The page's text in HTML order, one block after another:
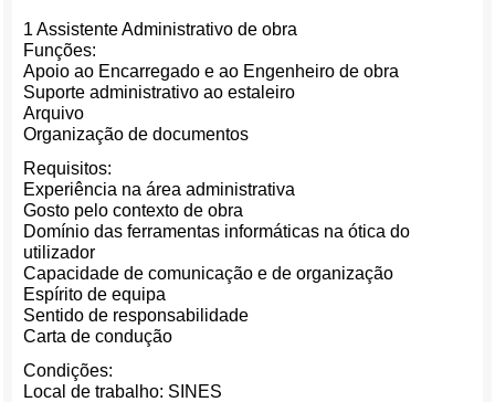
1 Assistente Administrativo de obra
Funções:
Apoio ao Encarregado e ao Engenheiro de obra
Suporte administrativo ao estaleiro
Arquivo
Organização de documentos
Requisitos:
Experiência na área administrativa
Gosto pelo contexto de obra
Domínio das ferramentas informáticas na ótica do
utilizador
Capacidade de comunicação e de organização
Espírito de equipa
Sentido de responsabilidade
Carta de condução
Condições:
Local de trabalho: SINES